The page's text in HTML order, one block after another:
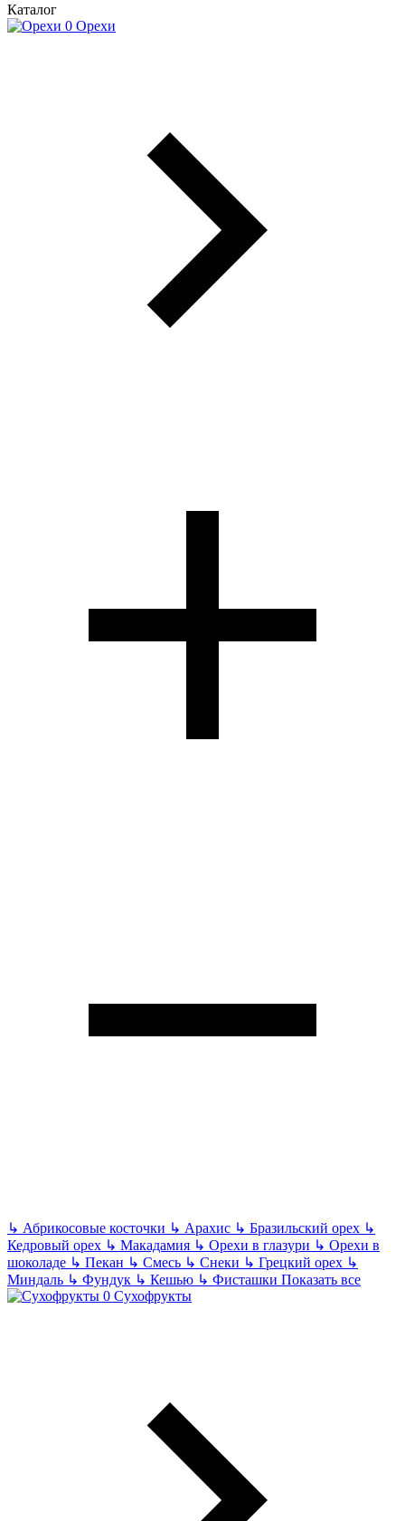
Каталог
Орехи
↳ Абрикосовые косточки ↳ Арахис ↳ Бразильский орех ↳
Кедровый орех ↳ Макадамия ↳ Орехи в глазури ↳ Орехи в
шоколаде ↳ Пекан ↳ Смесь ↳ Снеки ↳ Грецкий орех ↳
Миндаль ↳ Фундук ↳ Кешью ↳ Фисташки Показать все
Сухофрукты